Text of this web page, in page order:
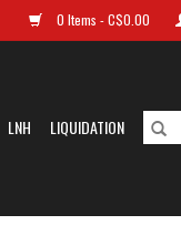
0 Items - C$0.00
LNH LIQUIDATION